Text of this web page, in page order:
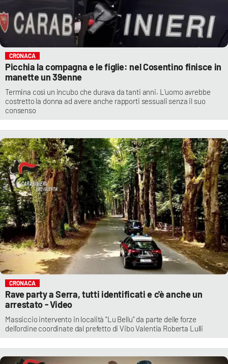
CRONACA
Picchia la compagna e le figlie: nel Cosentino finisce in
manette un 39enne
Termina così un incubo che durava da tanti anni. L'uomo avrebbe
costretto la donna ad avere anche rapporti sessuali senza il suo
consenso
CRONACA
Rave party a Serra, tutti identificati e c'è anche un
arrestato - Video
Massiccio intervento in località "Lu Bellu" da parte delle forze
dell'ordine coordinate dal prefetto di Vibo Valentia Roberta Lulli